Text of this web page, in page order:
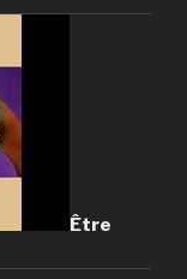
Être